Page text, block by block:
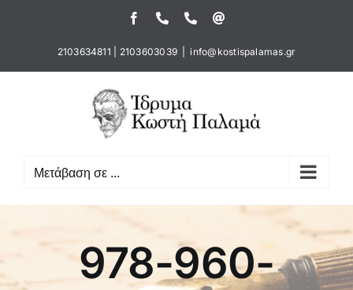
περιεχόμενο
FacebookΤηλέφωνοΤηλέφωνο
2103634811 2103603039 info@kostispalamas.gr
Μετάβαση σε ...
978-960-